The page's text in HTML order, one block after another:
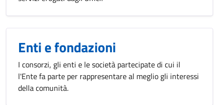
Enti e fondazioni
I consorzi, gli enti e le società partecipate di cui il
l'Ente fa parte per rappresentare al meglio gli interessi
della comunità.